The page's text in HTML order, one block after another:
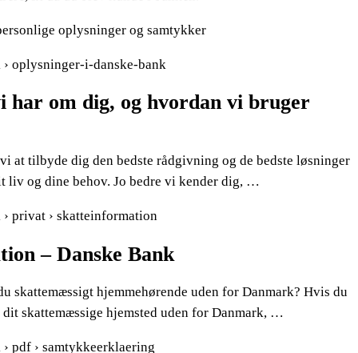
oplysninger og samtykker
oplysninger-i-danske-bank
har om dig, og hvordan vi bruger
at tilbyde dig den bedste rådgivning og de bedste løsninger
liv og dine behov. Jo bedre vi kender dig, …
privat › skatteinformation
– Danske Bank
skattemæssigt hjemmehørende uden for Danmark? Hvis du
skattemæssige hjemsted uden for Danmark, …
pdf › samtykkeerklaering